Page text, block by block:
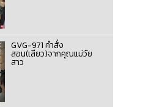
GVG-971 คำสั่ง
สอน(เสียว)จากคุณแม่วัย
สาว